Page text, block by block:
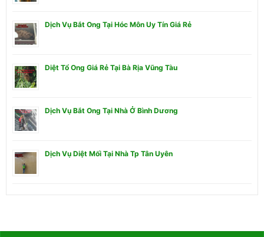
Dịch Vụ Bắt Ong Tại Hóc Môn Uy Tín Giá Rẻ
Diệt Tổ Ong Giá Rẻ Tại Bà Rịa Vũng Tàu
Dịch Vụ Bắt Ong Tại Nhà Ở Bình Dương
Dịch Vụ Diệt Mối Tại Nhà Tp Tân Uyên